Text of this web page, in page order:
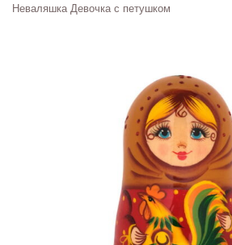
Неваляшка Девочка с петушком